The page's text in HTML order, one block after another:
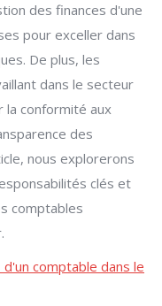
des finances d'une
pour exceller dans
De plus, les
dans le secteur
la conformité aux
des
nous explorerons
clés et
comptables
comptable dans le